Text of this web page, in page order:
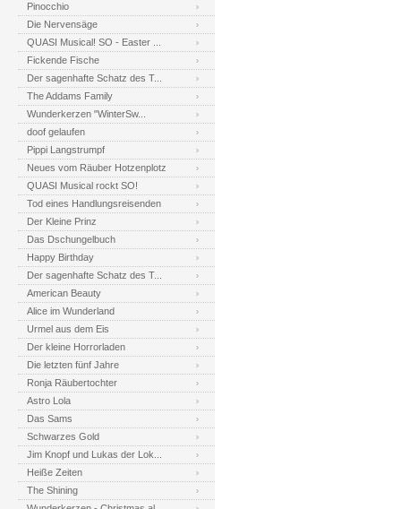
Pinocchio
Die Nervensäge
QUASI Musical! SO - Easter ...
Fickende Fische
Der sagenhafte Schatz des T...
The Addams Family
Wunderkerzen "WinterSw...
doof gelaufen
Pippi Langstrumpf
Neues vom Räuber Hotzenplotz
QUASI Musical rockt SO!
Tod eines Handlungsreisenden
Der Kleine Prinz
Das Dschungelbuch
Happy Birthday
Der sagenhafte Schatz des T...
American Beauty
Alice im Wunderland
Urmel aus dem Eis
Der kleine Horrorladen
Die letzten fünf Jahre
Ronja Räubertochter
Astro Lola
Das Sams
Schwarzes Gold
Jim Knopf und Lukas der Lok...
Heiße Zeiten
The Shining